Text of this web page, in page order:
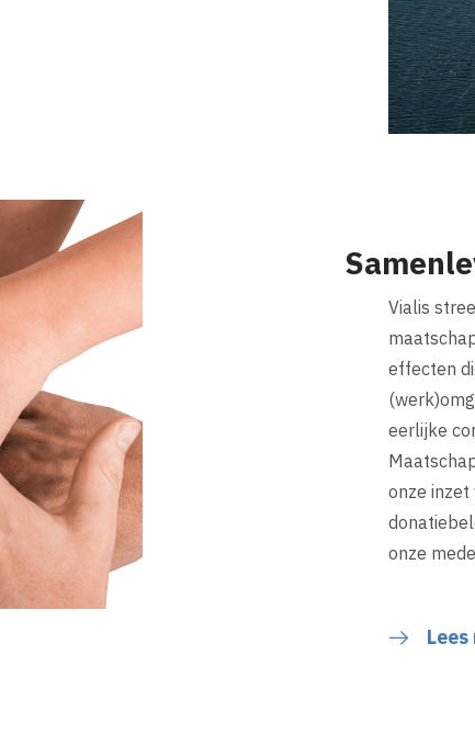
Vialis
effecten
eerlijke
onze inzet
onze
Lees